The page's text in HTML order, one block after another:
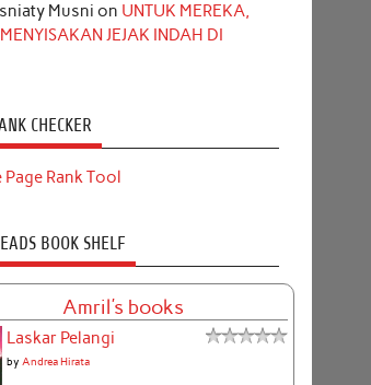
Musni on UNTUK MEREKA,
JEJAK INDAH DI
CHECKER
BOOK SHELF
Amril's books
Laskar Pelangi
by Andrea Hirata